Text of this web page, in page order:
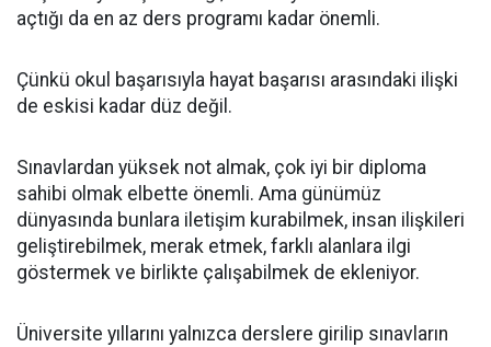
açtığı da en az ders programı kadar önemli.
Çünkü okul başarısıyla hayat başarısı arasındaki ilişki
de eskisi kadar düz değil.
Sınavlardan yüksek not almak, çok iyi bir diploma
sahibi olmak elbette önemli. Ama günümüz
dünyasında bunlara iletişim kurabilmek, insan ilişkileri
geliştirebilmek, merak etmek, farklı alanlara ilgi
göstermek ve birlikte çalışabilmek de ekleniyor.
Üniversite yıllarını yalnızca derslere girilip sınavların